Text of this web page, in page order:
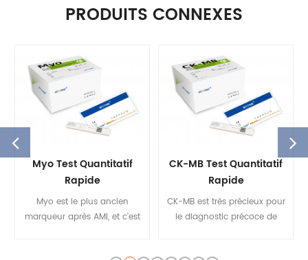
PRODUITS CONNEXES
Myo Test Quantitatif
Rapide
Myo est le plus ancien
marqueur après AMI, et c'est
CK-MB Test Quantitatif
Rapide
CK-MB est très précieux pour
le diagnostic précoce de